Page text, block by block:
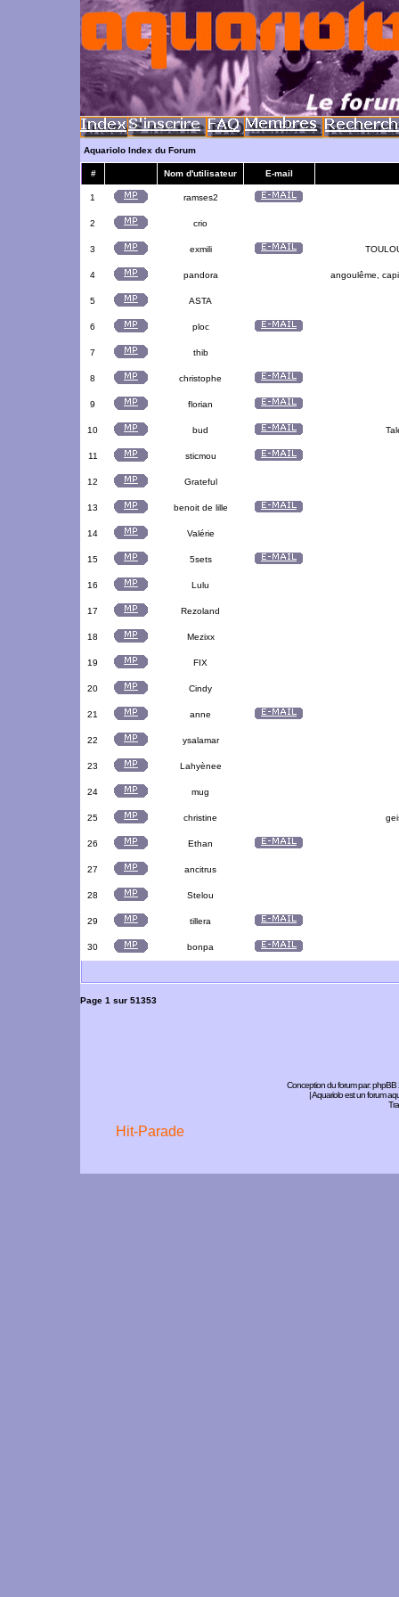
Aquariolo Index du Forum
# Nom d'utilisateur E-mail
1 ramses2
2 crio
3 exmili
4 pandora angoulême,
5 ASTA
6 ploc
7 thib
8 christophe
9 florian
10 bud
11 sticmou
12 Grateful
13 benoit de lille
14 Valérie
15 5sets
16 Lulu
17 Rezoland
18 Mezixx
19 FIX
20 Cindy
21 anne
22 ysalamar
23 Lahyènee
24 mug
25 christine
26 Ethan
27 ancitrus
28 Stelou
29 tillera
30 bonpa
Page 1 sur 51353
Conception du forum par:phpBB
| Aquariolo est un forum